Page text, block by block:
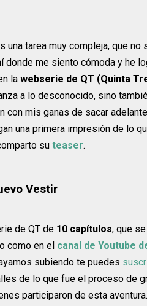
una tarea muy compleja, que
donde me siento cómoda y he
la webserie de QT (Quinta
a lo desconocido, sino
con mis ganas de sacar
una primera impresión de lo
su teaser.
Vestir
de QT de 10 capítulos, que se
como en el canal de Youtube
subiendo te puedes
de lo que fue el proceso de
participaron de esta aventura.